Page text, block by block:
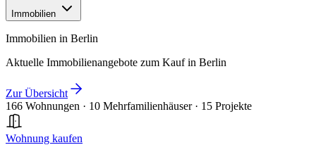
Immobilien
Immobilien in Berlin
Aktuelle Immobilienangebote zum Kauf in Berlin
Zur Übersicht
166 Wohnungen · 10 Mehrfamilienhäuser · 15 Projekte
Wohnung kaufen